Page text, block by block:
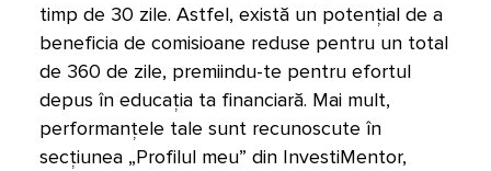
timp de 30 zile. Astfel, există un potențial de a
beneficia de comisioane reduse pentru un total
de 360 de zile, premiindu-te pentru efortul
depus în educația ta financiară. Mai mult,
performanțele tale sunt recunoscute în
secțiunea „Profilul meu” din InvestiMentor,